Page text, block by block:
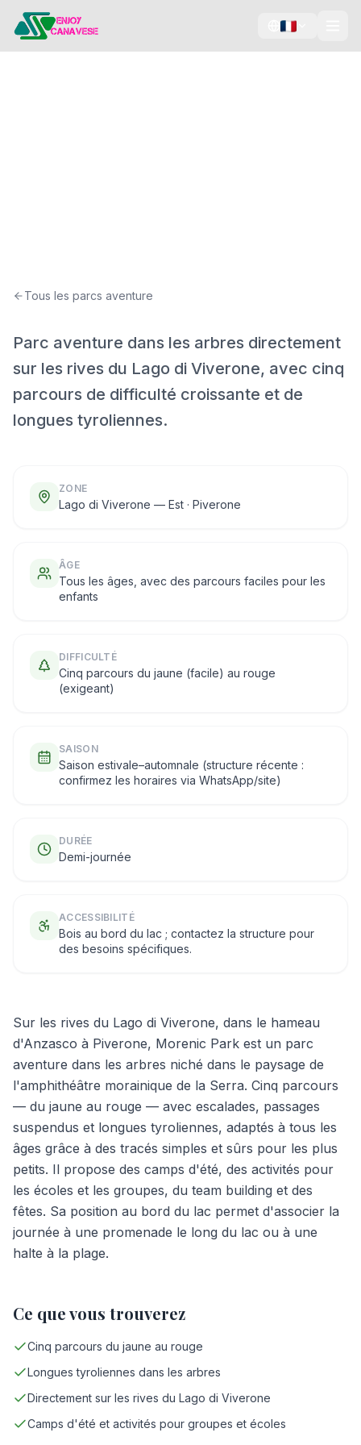
Tous les parcs aventure
Parc aventure dans les arbres directement
sur les rives du Lago di Viverone, avec cinq
parcours de difficulté croissante et de
longues tyroliennes.
ZONE
Lago di Viverone — Est · Piverone
ÂGE
Tous les âges, avec des parcours faciles pour les
enfants
DIFFICULTÉ
Cinq parcours du jaune (facile) au rouge
(exigeant)
SAISON
Saison estivale–automnale (structure récente :
confirmez les horaires via WhatsApp/site)
DURÉE
Demi-journée
ACCESSIBILITÉ
Bois au bord du lac ; contactez la structure pour
des besoins spécifiques.
Sur les rives du Lago di Viverone, dans le hameau
d'Anzasco à Piverone, Morenic Park est un parc
aventure dans les arbres niché dans le paysage de
l'amphithéâtre morainique de la Serra. Cinq parcours
— du jaune au rouge — avec escalades, passages
suspendus et longues tyroliennes, adaptés à tous les
âges grâce à des tracés simples et sûrs pour les plus
petits. Il propose des camps d'été, des activités pour
les écoles et les groupes, du team building et des
fêtes. Sa position au bord du lac permet d'associer la
journée à une promenade le long du lac ou à une
halte à la plage.
Ce que vous trouverez
Cinq parcours du jaune au rouge
Longues tyroliennes dans les arbres
Directement sur les rives du Lago di Viverone
Camps d'été et activités pour groupes et écoles